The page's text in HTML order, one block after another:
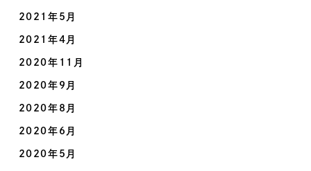
2021年5月
2021年4月
2020年11月
2020年9月
2020年8月
2020年6月
2020年5月